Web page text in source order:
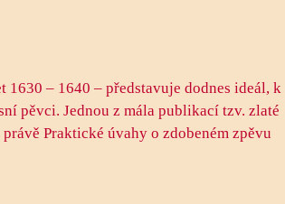
– 1640 – představuje dodnes ideál, k
pěvci. Jednou z mála publikací tzv. zlaté
Praktické úvahy o zdobeném zpěvu